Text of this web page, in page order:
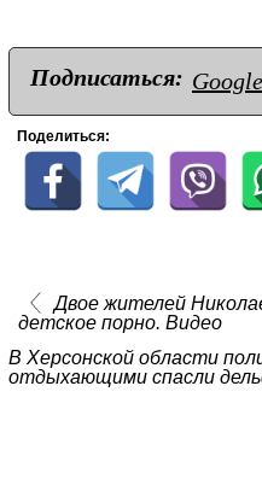
Подписаться:
Поделиться:
Двое жителей
детское порно. Видео
В Херсонской области
отдыхающими спасли